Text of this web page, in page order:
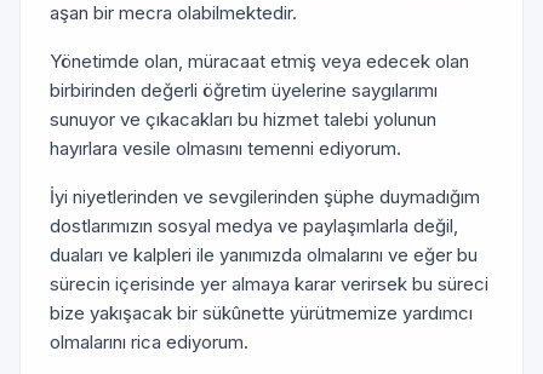
aşan bir mecra olabilmektedir.
Yönetimde olan, müracaat etmiş veya edecek olan
birbirinden değerli öğretim üyelerine saygılarımı
sunuyor ve çıkacakları bu hizmet talebi yolunun
hayırlara vesile olmasını temenni ediyorum.
İyi niyetlerinden ve sevgilerinden şüphe duymadığım
dostlarımızın sosyal medya ve paylaşımlarla değil,
duaları ve kalpleri ile yanımızda olmalarını ve eğer bu
sürecin içerisinde yer almaya karar verirsek bu süreci
bize yakışacak bir sükûnette yürütmemize yardımcı
olmalarını rica ediyorum.